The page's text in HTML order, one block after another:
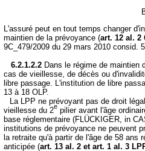
L'assuré peut en tout temps changer
maintien de la prévoyance (art. 12 al. 2
9C_479/2009 du 29 mars 2010 consid.
6.2.1.2.2 Dans le régime de maintien
cas de vieillesse, de décès ou
libre passage. L'institution de libre
13 à 18 OLP.
La LPP ne prévoyant pas de droit
vieillesse du 2e pilier avant l'âge
base réglementaire (FLÜCKIGER, in
institutions de prévoyance ne peuvent
la retraite qu'à partir de l'âge de 58 ans
anticipée (art. 13 al. 2 et art. 1 al. 3